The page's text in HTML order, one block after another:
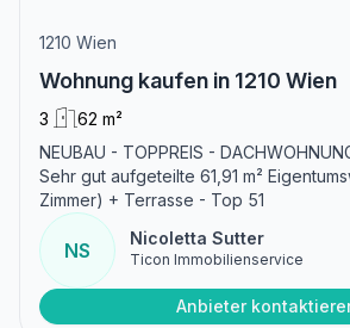
1210 Wien
Wohnung kaufen in 1210 Wien
3
62 m²
NEUBAU - TOPPREIS -
Sehr gut aufgeteilte 61,91 m²
Zimmer) + Terrasse - Top 51
NS
Nicoletta Sutter
Ticon Immobilienservice
Anbieter